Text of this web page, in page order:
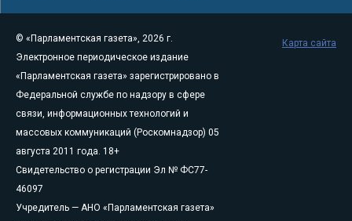
© «Парламентская газета», 2026 г.
Электронное периодическое издание
«Парламентская газета» зарегистрировано в
Федеральной службе по надзору в сфере
связи, информационных технологий и
массовых коммуникаций (Роскомнадзор) 05
августа 2011 года. 18+
Свидетельство о регистрации Эл № ФС77-
46097
Учредитель — АНО «Парламентская газета»
Карта сайта